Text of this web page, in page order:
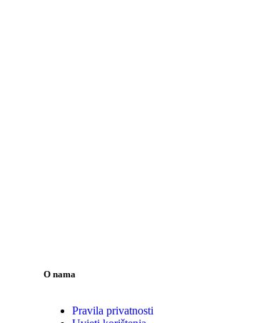
O nama
Pravila privatnosti